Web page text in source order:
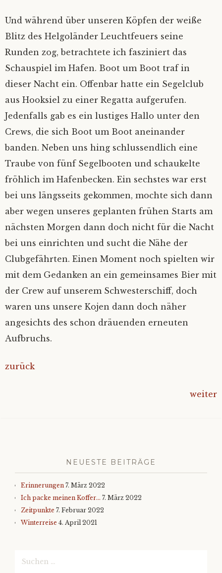
Und während über unseren Köpfen der weiße
Blitz des Helgoländer Leuchtfeuers seine
Runden zog, betrachtete ich fasziniert das
Schauspiel im Hafen. Boot um Boot traf in
dieser Nacht ein. Offenbar hatte ein Segelclub
aus Hooksiel zu einer Regatta aufgerufen.
Jedenfalls gab es ein lustiges Hallo unter den
Crews, die sich Boot um Boot aneinander
banden. Neben uns hing schlussendlich eine
Traube von fünf Segelbooten und schaukelte
fröhlich im Hafenbecken. Ein sechstes war erst
bei uns längsseits gekommen, mochte sich dann
aber wegen unseres geplanten frühen Starts am
nächsten Morgen dann doch nicht für die Nacht
bei uns einrichten und sucht die Nähe der
Clubgefährten. Einen Moment noch spielten wir
mit dem Gedanken an ein gemeinsames Bier mit
der Crew auf unserem Schwesterschiff, doch
waren uns unsere Kojen dann doch näher
angesichts des schon dräuenden erneuten
Aufbruchs.
zurück
weiter
NEUESTE BEITRÄGE
Erinnerungen 7. März 2022
Ich packe meinen Koffer… 7. März 2022
Zeitpunkte 7. Februar 2022
Winterreise 4. April 2021